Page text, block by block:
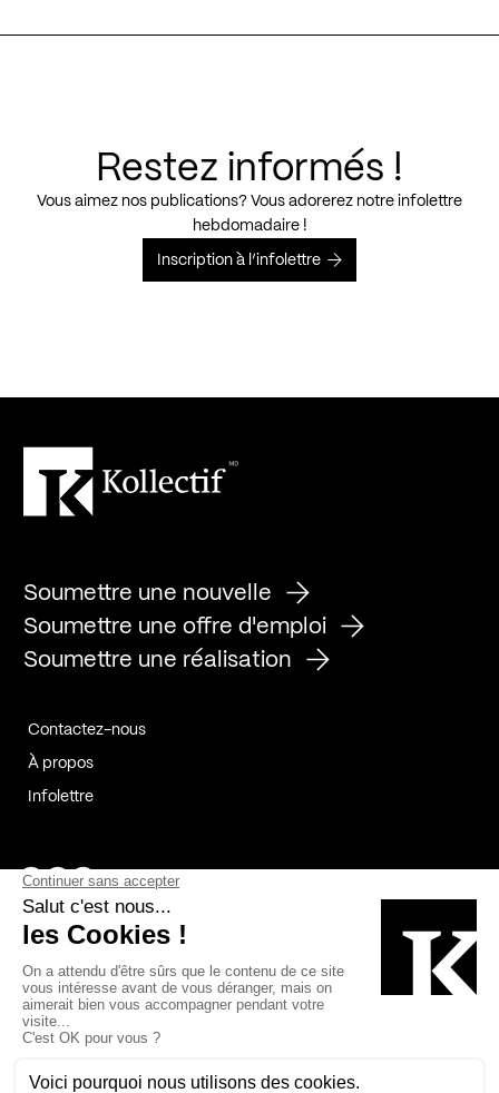
Restez informés !
Vous aimez nos publications? Vous adorerez notre infolettre
hebdomadaire !
Inscription à l’infolettre
Soumettre une nouvelle
Soumettre une offre d'emploi
Soumettre une réalisation
Contactez-nous
À propos
Infolettre
Page Facebook de Kollectif
Page Instagram de Kollectif
Page Linkedin de Kollectif
Bâtiment-Durable-Québec-1
Esquisses-1